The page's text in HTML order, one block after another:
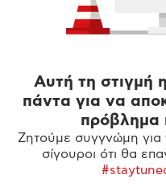
Αυτή τη στιγμή
πάντα για να
πρόβλημα
Ζητούμε συγγνώμη για
σίγουροι ότι θα